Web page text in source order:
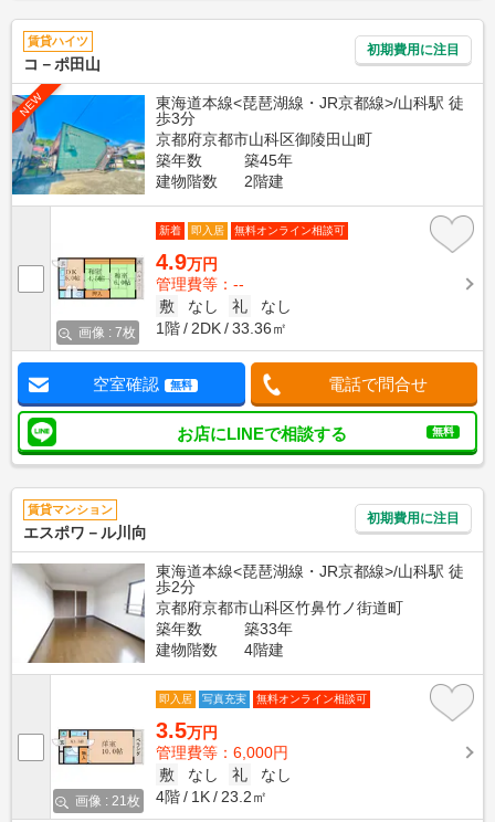
賃貸ハイツ
コ－ポ田山
初期費用に注目
NEW
東海道本線<琵琶湖線・JR京都線>/山科駅 徒
歩3分
京都府京都市山科区御陵田山町
築年数
築45年
建物階数
2階建
画像 : 7枚
新着 即入居 無料オンライン相談可
4.9万円
管理費等：--
敷
なし 礼
なし
1階
2DK 33.36㎡
空室確認 無料 電話で問合せ
お店にLINEで相談する 無料
賃貸マンション
エスポワ－ル川向
初期費用に注目
東海道本線<琵琶湖線・JR京都線>/山科駅 徒
歩2分
京都府京都市山科区竹鼻竹ノ街道町
築年数
築33年
建物階数
4階建
画像 : 21枚
即入居 写真充実 無料オンライン相談可
3.5万円
管理費等：6,000円
敷
なし 礼
なし
4階
1K 23.2㎡